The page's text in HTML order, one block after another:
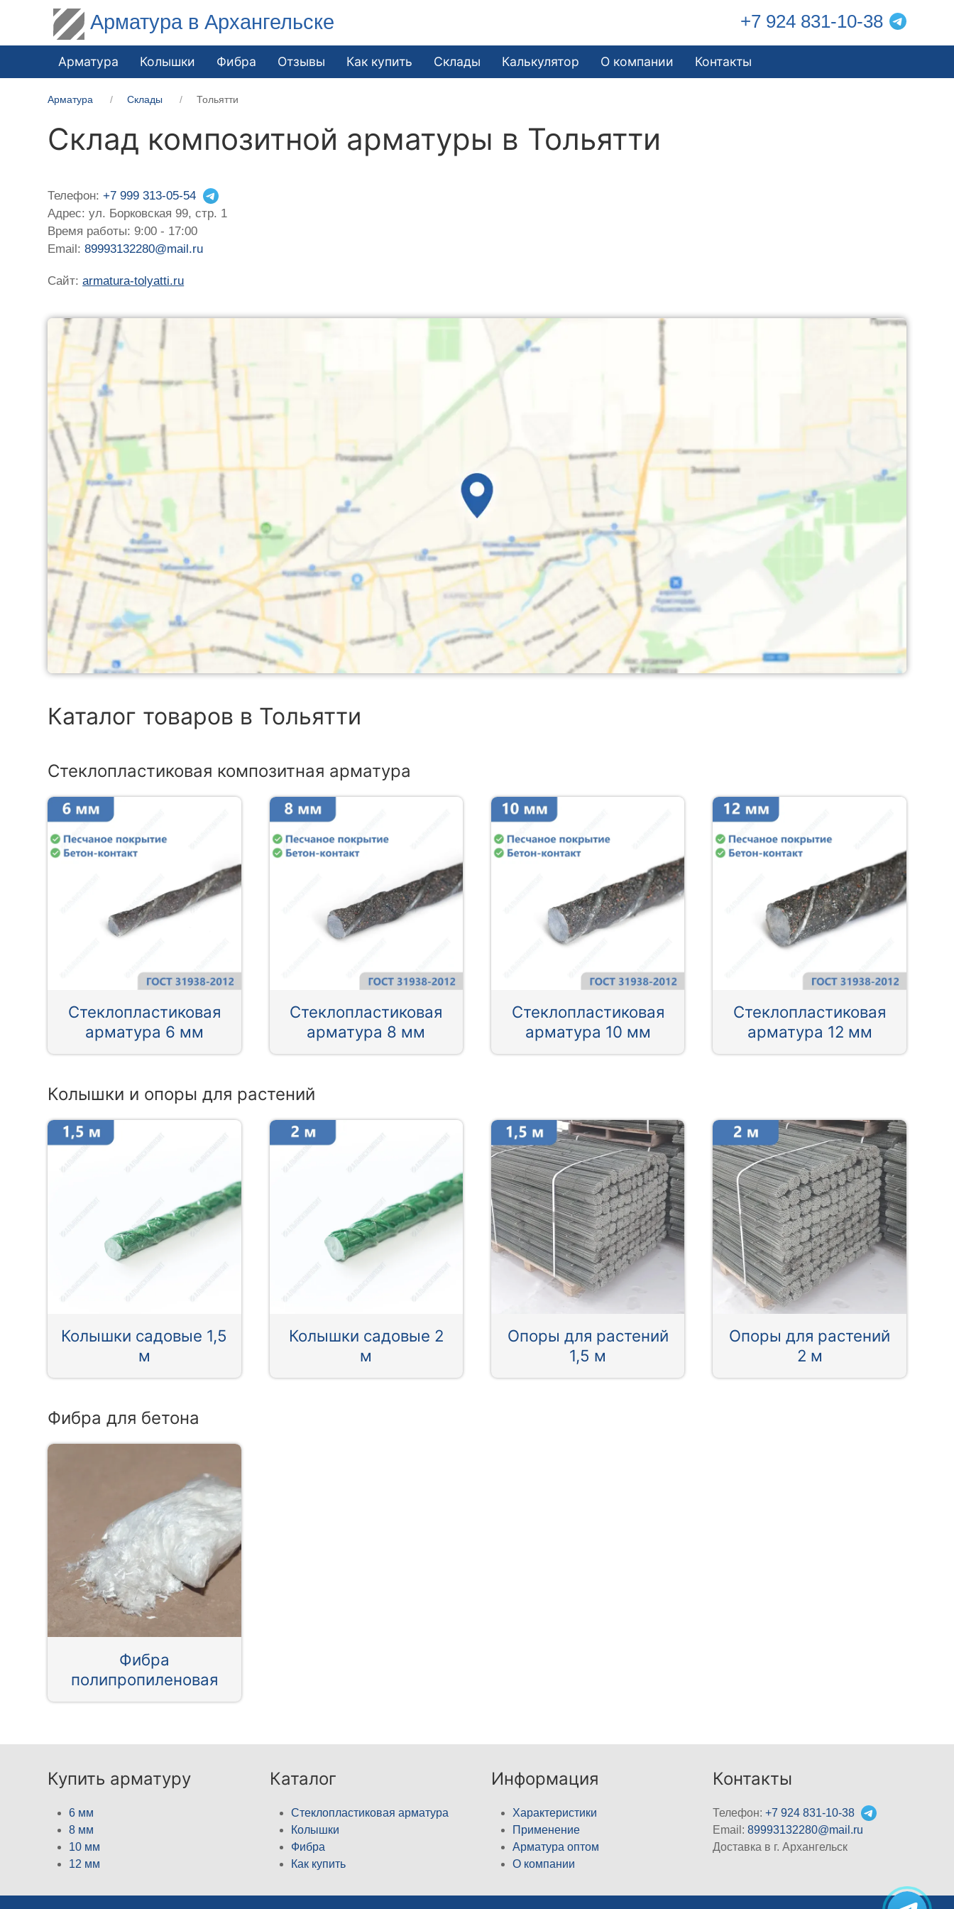
Арматура в Архангельске +7 924 831-10-38
Арматура Колышки Фибра Отзывы Как купить Склады Калькулятор О компании Контакты
Арматура Склады Тольятти
Склад композитной арматуры в Тольятти
Телефон:+7 999 313-05-54
Адрес: ул. Борковская 99, стр. 1
Время работы: 9:00 - 17:00
Email:89993132280@mail.ru
Сайт:armatura-tolyatti.ru
Каталог товаров в Тольятти
Стеклопластиковая композитная арматура
Стеклопластиковая
арматура 6 мм
Стеклопластиковая
арматура 8 мм
Стеклопластиковая
арматура 10 мм
Стеклопластиковая
арматура 12 мм
Колышки и опоры для растений
Колышки садовые 1,5
м
Колышки садовые 2
м
Опоры для растений
1,5 м
Опоры для растений
2 м
Фибра для бетона
Фибра
полипропиленовая
Купить арматуру
6 мм
8 мм
10 мм
12 мм
Каталог
Стеклопластиковая арматура
Колышки
Фибра
Как купить
Информация
Характеристики
Применение
Арматура оптом
О компании
Контакты
Телефон:+7 924 831-10-38
Email:89993132280@mail.ru
Доставка в г. Архангельск